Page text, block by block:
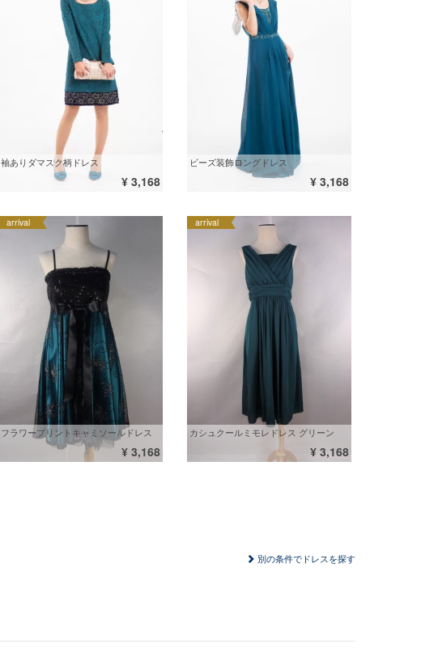
袖ありダマスク柄ドレス
¥ 3,168
ビーズ装飾ロングドレス
¥ 3,168
arrival
フラワープリントキャミソールドレス
¥ 3,168
arrival
カシュクールミモレドレス グリーン
¥ 3,168
別の条件でドレスを探す